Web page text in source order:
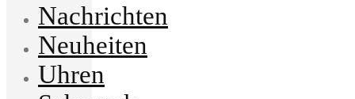
Nachrichten
Neuheiten
Uhren